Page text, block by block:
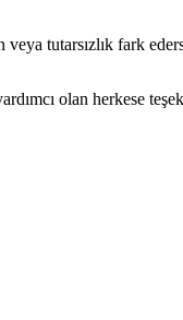
tutarsızlık fark
olan herkese